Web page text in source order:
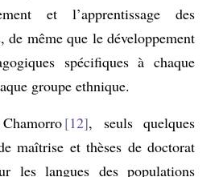
et l’apprentissage des
de même que le développement
spécifiques à chaque
groupe ethnique.
12 , seuls quelques
maîtrise et thèses de doctorat
les langues des populations